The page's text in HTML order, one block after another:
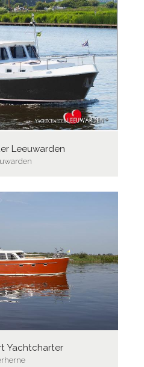
Leeuwarden
Yachtcharter